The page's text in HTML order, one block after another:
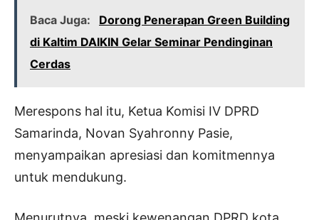
Baca Juga:
Dorong Penerapan Green Building
di Kaltim DAIKIN Gelar Seminar Pendinginan
Cerdas
Merespons hal itu, Ketua Komisi IV DPRD
Samarinda, Novan Syahronny Pasie,
menyampaikan apresiasi dan komitmennya
untuk mendukung.